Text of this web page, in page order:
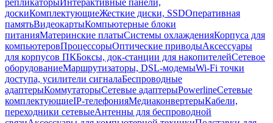
репликаторыИнтерактивные панели,
доскиКомплектующиеЖесткие диски, SSDОперативная
памятьВидеокартыКомпьютерные блоки
питанияМатеринские платыСистемы охлажденияКорпуса для
компьютеровПроцессорыОптические приводыАксессуары
для корпусов ПКБоксы, док-станции для накопителейСетевое
оборудованиеМаршрутизаторы, DSL-модемыWi-Fi точки
доступа, усилители сигналаБеспроводные
адаптерыКоммутаторыСетевые адаптерыPowerlineСетевые
комплектующиеIP-телефонияМедиаконвертерыКабели,
переходники сетевыеАнтенны для беспроводной